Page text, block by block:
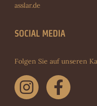
asslar.de
SOCIAL MEDIA
Folgen Sie auf unseren